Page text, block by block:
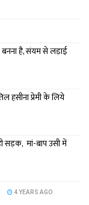
है, संयम से लड़ाई
हसीना प्रेमी के लिये
सड़क, मां-बाप उसी में
4 YEARS AGO